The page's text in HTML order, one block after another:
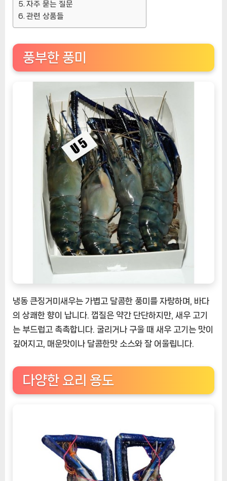
자주 묻는 질문
관련 상품들
풍부한 풍미
냉동 큰징거미새우는 가볍고 달콤한 풍미를 자랑하며, 바다
의 상쾌한 향이 납니다. 껍질은 약간 단단하지만, 새우 고기
는 부드럽고 촉촉합니다. 굴리거나 구울 때 새우 고기는 맛이
깊어지고, 매운맛이나 달콤한맛 소스와 잘 어울립니다.
다양한 요리 용도